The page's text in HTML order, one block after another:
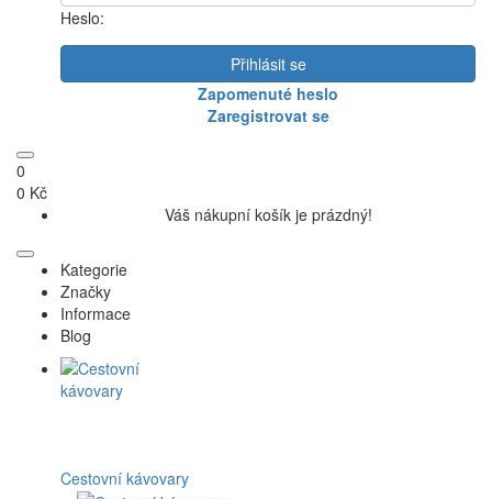
Heslo:
Přihlásit se
Zapomenuté heslo
Zaregistrovat se
0
0 Kč
Váš nákupní košík je prázdný!
Kategorie
Značky
Informace
Blog
Cestovní kávovary